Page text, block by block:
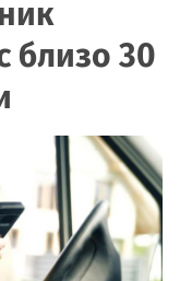
близо 30